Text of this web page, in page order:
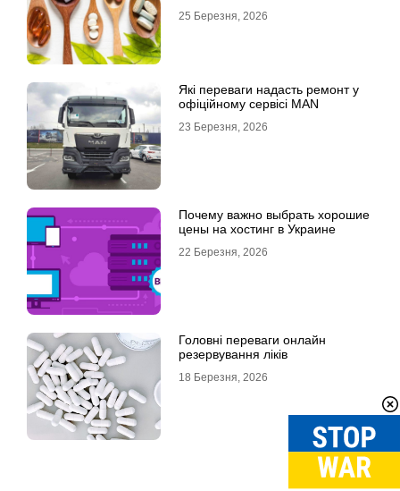
25 Березня, 2026
Які переваги надасть ремонт у
офіційному сервісі MAN
23 Березня, 2026
Почему важно выбрать хорошие
цены на хостинг в Украине
22 Березня, 2026
Головні переваги онлайн
резервування ліків
18 Березня, 2026